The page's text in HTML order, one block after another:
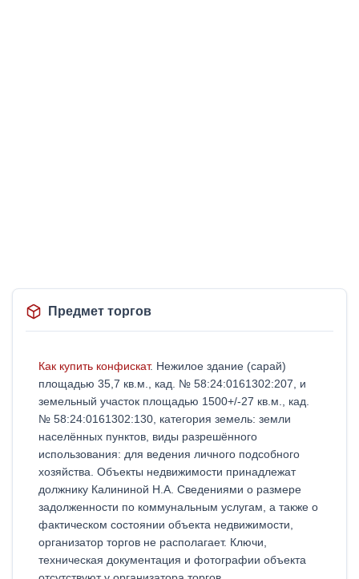
Предмет торгов
Как купить конфискат. Нежилое здание (сарай)
площадью 35,7 кв.м., кад. № 58:24:0161302:207, и
земельный участок площадью 1500+/-27 кв.м., кад.
№ 58:24:0161302:130, категория земель: земли
населённых пунктов, виды разрешённого
использования: для ведения личного подсобного
хозяйства. Объекты недвижимости принадлежат
должнику Калининой Н.А. Сведениями о размере
задолженности по коммунальным услугам, а также о
фактическом состоянии объекта недвижимости,
организатор торгов не располагает. Ключи,
техническая документация и фотографии объекта